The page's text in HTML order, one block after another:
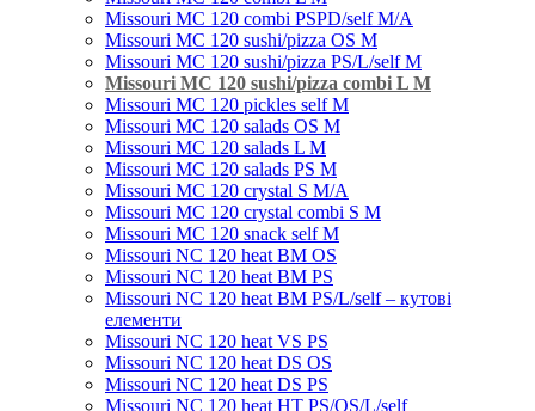
Missouri MC 120 combi PSPD/self M/A
Missouri MC 120 sushi/pizza OS M
Missouri MC 120 sushi/pizza PS/L/self M
Missouri MC 120 sushi/pizza combi L M
Missouri MC 120 pickles self M
Missouri MС 120 salads OS M
Missouri MC 120 salads L M
Missouri MC 120 salads PS M
Missouri MC 120 crystal S M/A
Missouri MC 120 crystal combi S M
Missouri MC 120 snack self M
Missouri NC 120 heat BM OS
Missouri NC 120 heat BM PS
Missouri NC 120 heat BM PS/L/self – кутові
елементи
Missouri NC 120 heat VS PS
Missouri NC 120 heat DS OS
Missouri NC 120 heat DS PS
Missouri NC 120 heat HT PS/OS/L/self